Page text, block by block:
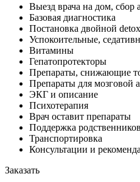
Выезд врача на дом, сбор
Базовая диагностика
Постановка двойной
Успокоительные,
Витамины
Гепатопротекторы
Препараты, снижающие
Препараты для мозговой
ЭКГ и описание
Психотерапия
Врач оставит препараты
Поддержка родственников
Транспортировка
Консультации и
Заказать